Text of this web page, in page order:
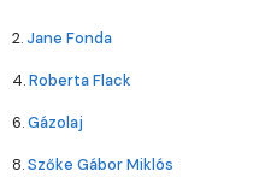
2.Jane Fonda
4.Roberta Flack
6.Gázolaj
8.Szőke Gábor Miklós